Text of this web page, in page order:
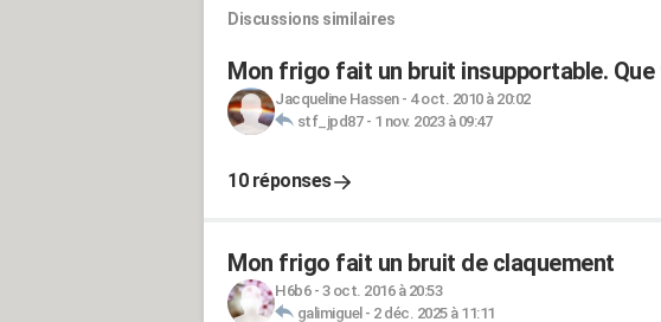
Discussions similaires
Mon frigo fait un bruit insupportable. Que
Jacqueline Hassen- 4 oct. 2010 à 20:02
stf_jpd87- 1 nov. 2023 à 09:47
10 réponses
Mon frigo fait un bruit de claquement
H6b6- 3 oct. 2016 à 20:53
galimiguel - 2 déc. 2025 à 11:11